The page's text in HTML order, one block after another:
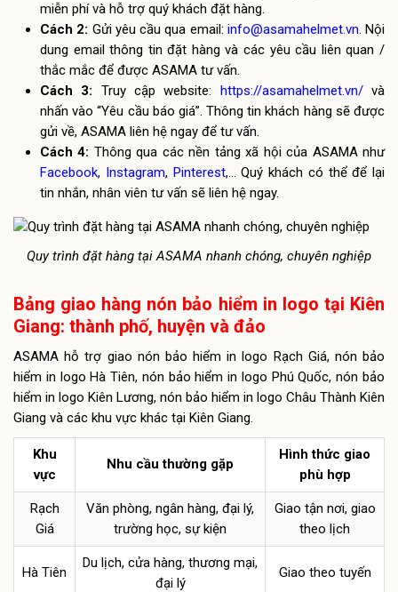
miễn phí và hỗ trợ quý khách đặt hàng.
Cách 2: Gửi yêu cầu qua email: info@asamahelmet.vn. Nội
dung email thông tin đặt hàng và các yêu cầu liên quan /
thắc mắc để được ASAMA tư vấn.
Cách 3: Truy cập website: https://asamahelmet.vn/và
nhấn vào “Yêu cầu báo giá”. Thông tin khách hàng sẽ được
gửi về, ASAMA liên hệ ngay để tư vấn.
Cách 4: Thông qua các nền tảng xã hội của ASAMA như
Facebook, Instagram, Pinterest,… Quý khách có thể để lại
tin nhắn, nhân viên tư vấn sẽ liên hệ ngay.
Quy trình đặt hàng tại ASAMA nhanh chóng, chuyên nghiệp
Bảng giao hàng nón bảo hiểm in logo tại Kiên
Giang: thành phố, huyện và đảo
ASAMA hỗ trợ giao nón bảo hiểm in logo Rạch Giá, nón bảo
hiểm in logo Hà Tiên, nón bảo hiểm in logo Phú Quốc, nón bảo
hiểm in logo Kiên Lương, nón bảo hiểm in logo Châu Thành Kiên
Giang và các khu vực khác tại Kiên Giang.
Khu
vực
Nhu cầu thường gặp
Hình thức giao
phù hợp
Rạch
Giá
Văn phòng, ngân hàng, đại lý,
trường học, sự kiện
Giao tận nơi, giao
theo lịch
Hà Tiên
Du lịch, cửa hàng, thương mại,
đại lý
Giao theo tuyến